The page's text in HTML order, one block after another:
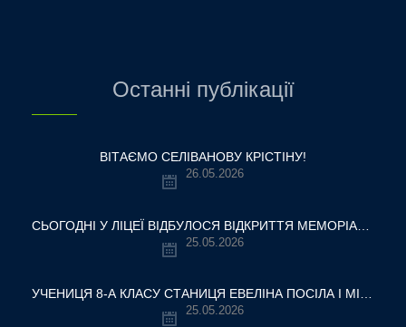
Останні публікації
ВІТАЄМО СЕЛІВАНОВУ КРІСТІНУ!
26.05.2026
25.05.2026
УЧЕНИЦЯ 8-А КЛАСУ СТАНИЦЯ ЕВЕЛІНА ПОСІЛА І МІСЦЕ У ВСЕУКРАЇНСЬКОМУ ТУРНІРІ «КРОК ДО МРІЇ – 2026»
25.05.2026